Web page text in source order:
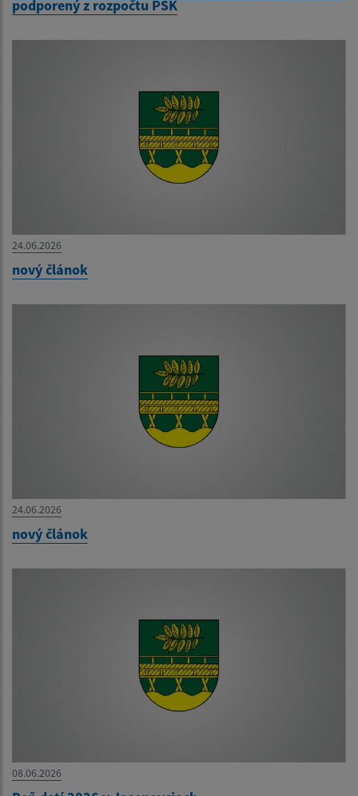
podporený z rozpočtu PSK
24.06.2026
nový článok
24.06.2026
nový článok
08.06.2026